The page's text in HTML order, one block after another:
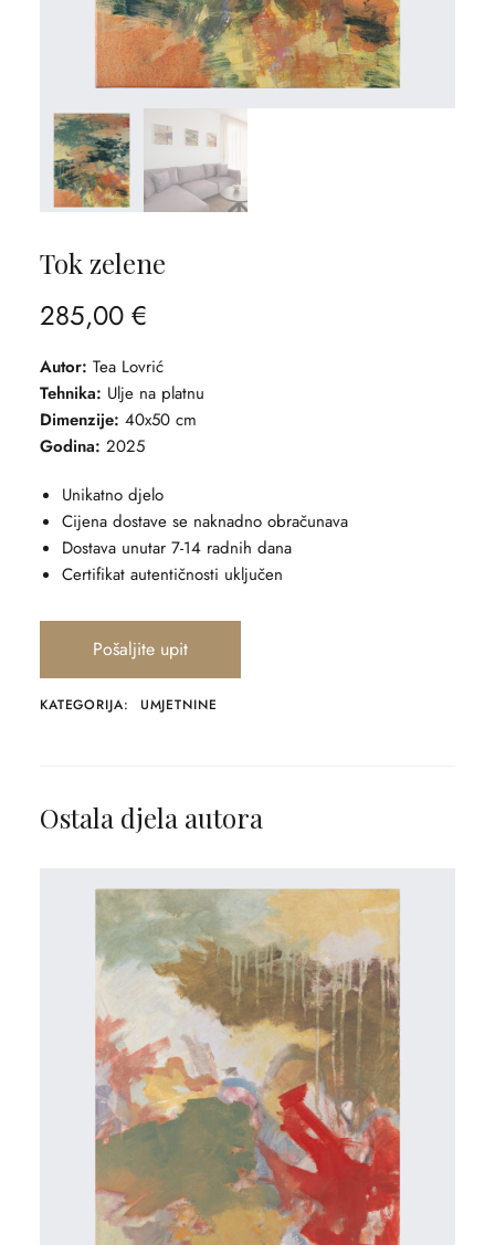
Tok zelene
285,00 €
Autor: Tea Lovrić
Tehnika: Ulje na platnu
Dimenzije: 40x50 cm
Godina: 2025
Unikatno djelo
Cijena dostave se naknadno obračunava
Dostava unutar 7-14 radnih dana
Certifikat autentičnosti uključen
Pošaljite upit
KATEGORIJA: UMJETNINE
Ostala djela autora